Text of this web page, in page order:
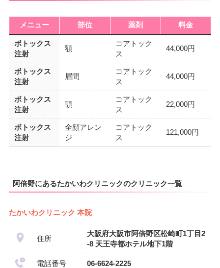
メニュー 部位 薬剤 料金
ボトックス
注射
額
コアトック
ス
44,000円
ボトックス
注射
眉間
コアトック
ス
44,000円
ボトックス
注射
顎
コアトック
ス
22,000円
ボトックス
注射
全顔アレン
ジ
コアトック
ス
121,000円
阿倍野にあるたかいわクリニックのクリニック一覧
たかいわクリニック 本院
住所
大阪府大阪市阿倍野区松崎町1丁目2
-8 天王寺都ホテル地下1階
電話番号 06-6624-2225